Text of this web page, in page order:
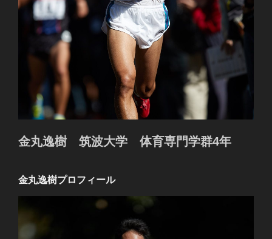
金丸逸樹 筑波大学 体育専門学群4年
金丸逸樹プロフィール